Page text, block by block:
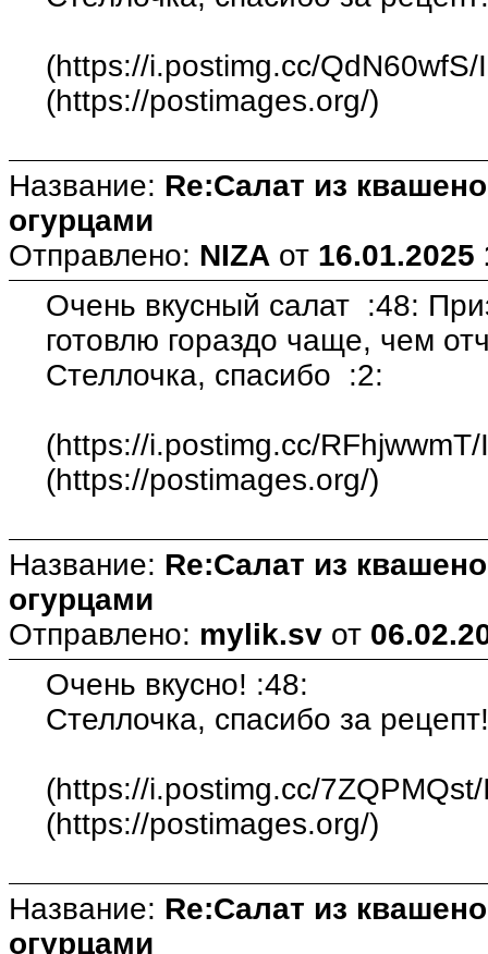
(https://i.postimg.cc/
(https://postimages.org/)
Название: Re:Салат из
огурцами
Отправлено: NIZA от 16.01.2025
Очень вкусный салат :48:
готовлю гораздо чаще, чем
Стеллочка, спасибо :2:
(https://i.postimg.cc/
(https://postimages.org/)
Название: Re:Салат из
огурцами
Отправлено: mylik.sv от
Очень вкусно! :48:
Стеллочка, спасибо за
(https://i.postimg.cc/
(https://postimages.org/)
Название: Re:Салат из
огурцами